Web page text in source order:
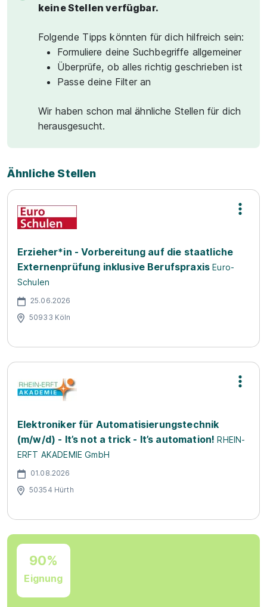
keine Stellen verfügbar.
Folgende Tipps könnten für dich hilfreich sein:
Formuliere deine Suchbegriffe allgemeiner
Überprüfe, ob alles richtig geschrieben ist
Passe deine Filter an
Wir haben schon mal ähnliche Stellen für dich
herausgesucht.
Ähnliche Stellen
Erzieher*in - Vorbereitung auf die staatliche
Externenprüfung inklusive Berufspraxis Euro-
Schulen
25.06.2026
50933 Köln
Elektroniker für Automatisierungstechnik
(m/w/d) - It’s not a trick - It’s automation! RHEIN-
ERFT AKADEMIE GmbH
01.08.2026
50354 Hürth
90%
Eignung